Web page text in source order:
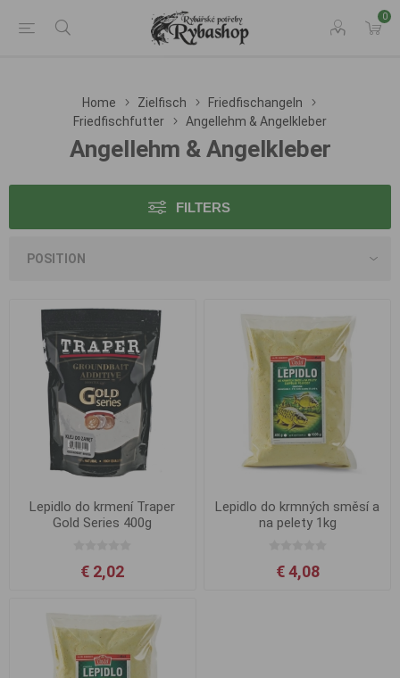
0
Home Zielfisch
Friedfischangeln
Friedfischfutter
Angellehm & Angelkleber
Angellehm & Angelkleber
FILTERS
Lepidlo do krmení Traper
Gold Series 400g
€ 2,02
Lepidlo do krmných směsí a
na pelety 1kg
€ 4,08